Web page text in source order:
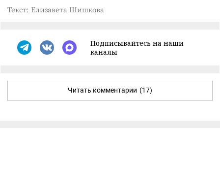
Текст: Елизавета Шишкова
Подписывайтесь на наши
каналы
Читать комментарии (17)